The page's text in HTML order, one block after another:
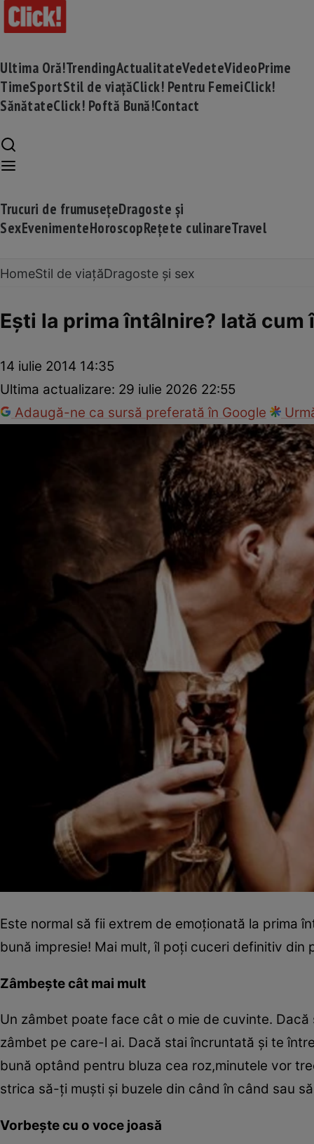
Ultima Oră!TrendingActualitateVedeteVideoPrime
TimeSportStil de viațăClick! Pentru FemeiClick!
SănătateClick! Poftă Bună!Contact
Trucuri de frumusețeDragoste și
SexEvenimenteHoroscopRețete culinareTravel
HomeStil de viațăDragoste și sex
Eşti la prima întâlnire? Iată cum
14 iulie 2014 14:35
Ultima actualizare: 29 iulie 2026 22:55
Adaugă-ne ca sursă preferată în Google
Este normal să fii extrem de emoţionată la prima
bună impresie! Mai mult, îl poţi cuceri definitiv din
Zâmbeşte cât mai mult
Un zâmbet poate face cât o mie de cuvinte.
zâmbet pe care-l ai. Dacă stai încruntată şi te
bună optând pentru bluza cea roz,minutele vor
strica să-ţi muşti şi buzele din când în când sau
Vorbeşte cu o voce joasă